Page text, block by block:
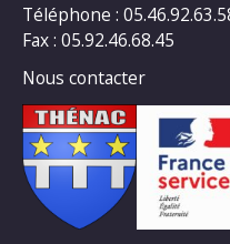
Téléphone :
Fax : 05.92.46.68.45
Nous contacter